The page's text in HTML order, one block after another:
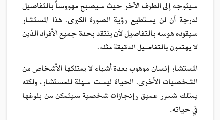
سيتوجه إلى الطرف الآخر حيث سيصبح مهووساً بالتفاصيل
لدرجة أن لن يستطيع رؤية الصورة الكبرى. هذا المستشار
سيقوده هوسه بالتفاصيل لآن ينتقد بحدة جميع الأفراد الذين
لا يهتمون بالتفاصيل الدقيقة مثله.
المستشار إنسان موهوب بعدة أشياء لا يمتلكها الأشخاص من
الشخصيات الأخرى. الحياة ليست سهلة للمستشار، ولكنه
يمتلك شعور عميق وإنجازات شخصية سيتمكن من بلوغها
في حياته.